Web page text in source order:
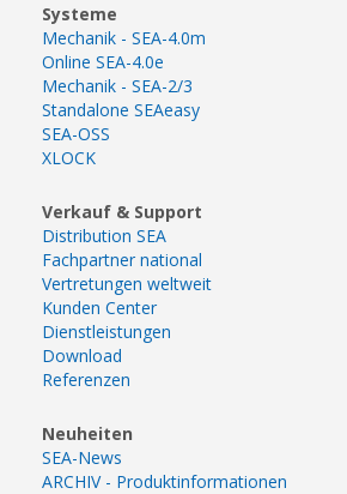
Systeme
Mechanik - SEA-4.0m
Online SEA-4.0e
Mechanik - SEA-2/3
Standalone SEAeasy
SEA-OSS
XLOCK
Verkauf & Support
Distribution SEA
Fachpartner national
Vertretungen weltweit
Kunden Center
Dienstleistungen
Download
Referenzen
Neuheiten
SEA-News
ARCHIV - Produktinformationen